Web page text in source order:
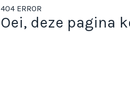
404 ERROR
Oei, deze pagina